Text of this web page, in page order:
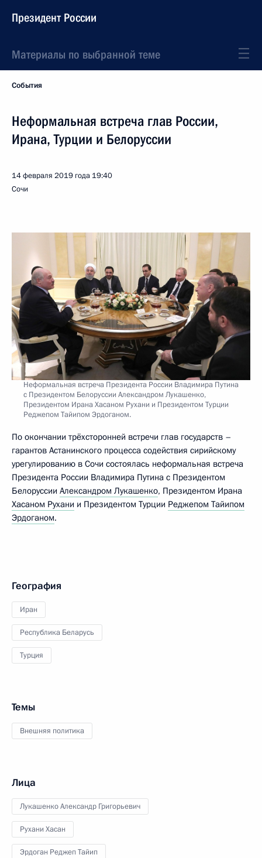
Президент России
Материалы по выбранной теме
События
Неформальная встреча глав России,
Ирана, Турции и Белоруссии
14 февраля 2019 года 19:40
Сочи
Неформальная встреча Президента России Владимира Путина
с Президентом Белоруссии Александром Лукашенко,
Президентом Ирана Хасаном Рухани и Президентом Турции
Реджепом Тайипом Эрдоганом.
По окончании трёхсторонней встречи глав государств –
гарантов Астанинского процесса содействия сирийскому
урегулированию в Сочи состоялась неформальная встреча
Президента России Владимира Путина с Президентом
Белоруссии Александром Лукашенко, Президентом Ирана
Хасаном Рухани и Президентом Турции Реджепом Тайипом
Эрдоганом.
География
Иран
Республика Беларусь
Турция
Темы
Внешняя политика
Лица
Лукашенко Александр Григорьевич
Рухани Хасан
Эрдоган Реджеп Тайип